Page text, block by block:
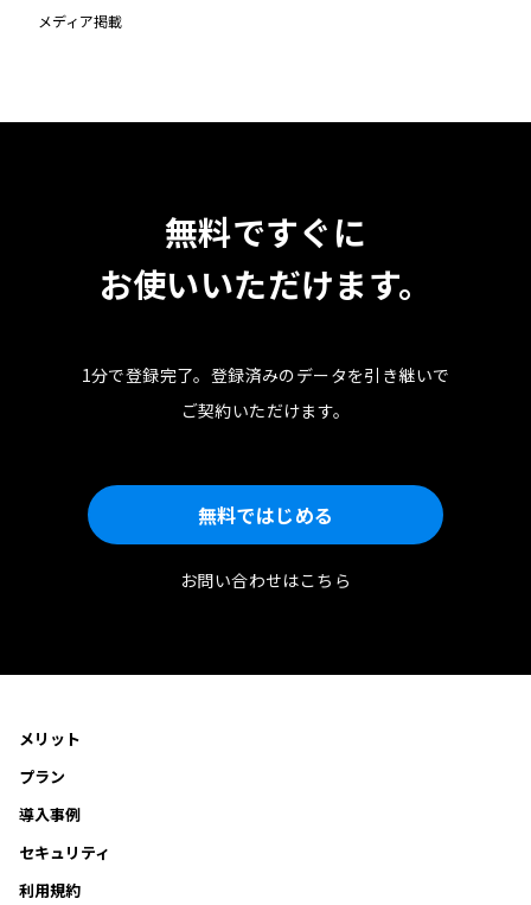
メディア掲載
無料ですぐに
お使いいただけます。
1分で登録完了。 登録済みのデータを引き継いで
ご契約いただけます。
無料ではじめる
お問い合わせはこちら
メリット
プラン
導入事例
セキュリティ
利用規約